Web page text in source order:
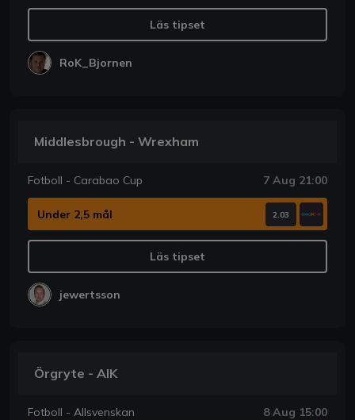
Läs tipset
RoK_Bjornen
Middlesbrough - Wrexham
Fotboll - Carabao Cup 7 Aug 21:00
Under 2,5 mål 2.03
Läs tipset
jewertsson
Örgryte - AIK
Fotboll - Allsvenskan 8 Aug 15:00